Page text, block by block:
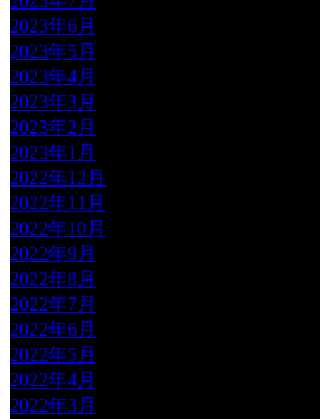
2023年6月
2023年5月
2023年4月
2023年3月
2023年2月
2023年1月
2022年12月
2022年11月
2022年10月
2022年9月
2022年8月
2022年7月
2022年6月
2022年5月
2022年4月
2022年3月